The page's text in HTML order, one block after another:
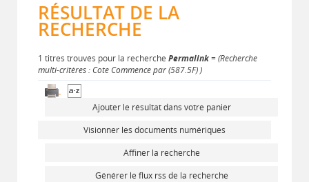
RÉSULTAT DE LA
RECHERCHE
1 titres trouvés pour la recherche Permalink= (Recherche
multi-critères : Cote Commence par (587.5F) )
Ajouter le résultat dans votre panier
Visionner les documents numériques
Affiner la recherche
Générer le flux rss de la recherche